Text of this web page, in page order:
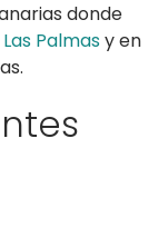
donde
Palmasy en